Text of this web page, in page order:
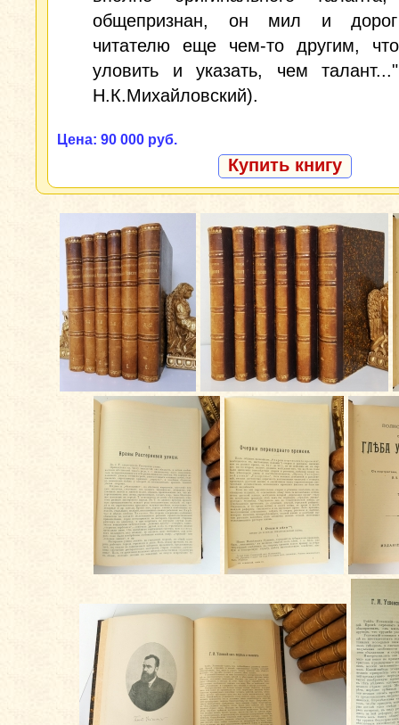
общепризнан, он мил и
читателю еще чем-то другим,
уловить и указать, чем
Н.К.Михайловский).
Цена: 90 000 руб.
Купить книгу